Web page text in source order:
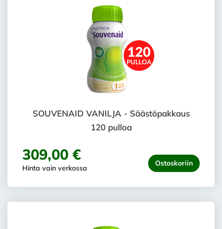
SOUVENAID VANILJA - Säästöpakkaus
120 pulloa
309,00 €
Hinta vain verkossa
Ostoskoriin